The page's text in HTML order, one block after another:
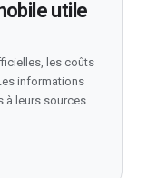
utile
les coûts
informations
à leurs sources